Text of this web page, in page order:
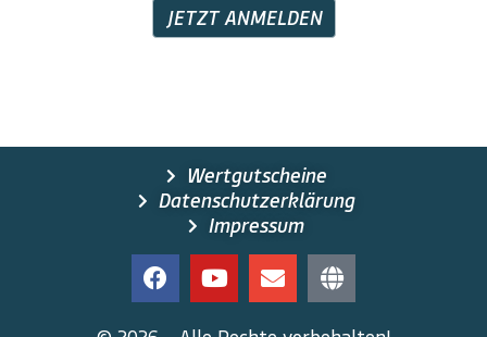
JETZT ANMELDEN
Wertgutscheine
Datenschutzerklärung
Impressum